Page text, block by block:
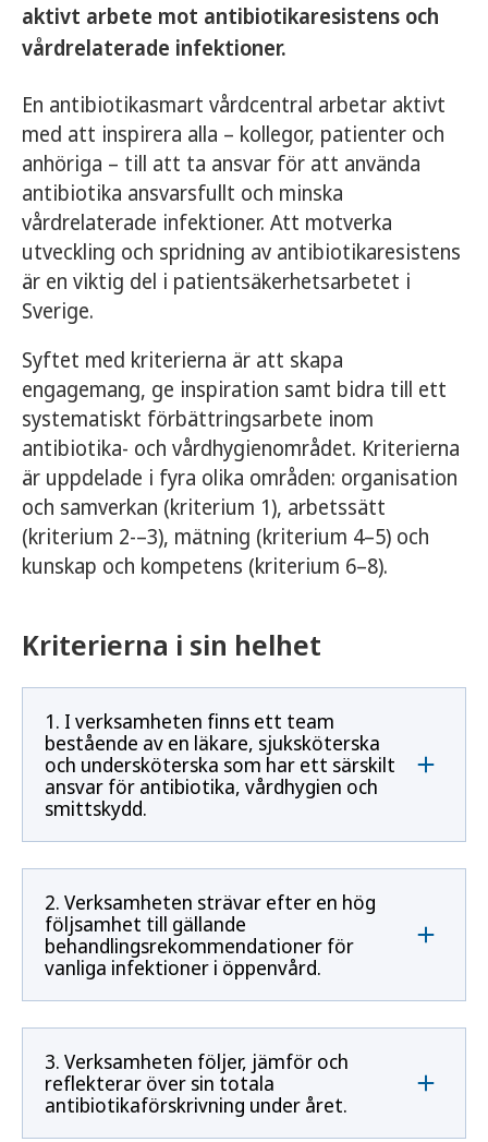
aktivt arbete mot antibiotikaresistens och
vårdrelaterade infektioner.
En antibiotikasmart vårdcentral arbetar aktivt
med att inspirera alla – kollegor, patienter och
anhöriga – till att ta ansvar för att använda
antibiotika ansvarsfullt och minska
vårdrelaterade infektioner. Att motverka
utveckling och spridning av antibiotikaresistens
är en viktig del i patientsäkerhetsarbetet i
Sverige.
Syftet med kriterierna är att skapa
engagemang, ge inspiration samt bidra till ett
systematiskt förbättringsarbete inom
antibiotika- och vårdhygienområdet. Kriterierna
är uppdelade i fyra olika områden: organisation
och samverkan (kriterium 1), arbetssätt
(kriterium 2-–3), mätning (kriterium 4–5) och
kunskap och kompetens (kriterium 6–8).
Kriterierna i sin helhet
1. I verksamheten finns ett team
bestående av en läkare, sjuksköterska
och undersköterska som har ett särskilt
ansvar för antibiotika, vårdhygien och
smittskydd.
2. Verksamheten strävar efter en hög
följsamhet till gällande
behandlingsrekommendationer för
vanliga infektioner i öppenvård.
3. Verksamheten följer, jämför och
reflekterar över sin totala
antibiotikaförskrivning under året.